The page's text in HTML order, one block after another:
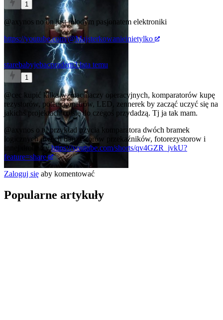
1
@axynos no on jest młodym pasjonatem elektroniki
https://youtube.com/@Majsterkowanieinietylko
starebabyjebacpradem3 lata temu
1
@cec
kupić kilka wzmacniaczy operacyjnych, komparatorów kupę
rezystorów, potencjometrów, LED, zennerek by zacząć uczyć się na
jakichś projektach co się do czegoś przydadzą. Tj ja tak mam.
@axynos o tu przykład użycia komparatora dwóch bramek
logicznych dwóch tranzystorów przekaźników, fotorezystorow i
innej drobnicyhttps://youtube.com/shorts/qv4GZR_jvkU?
feature=share
Zaloguj się aby komentować
Popularne artykuły